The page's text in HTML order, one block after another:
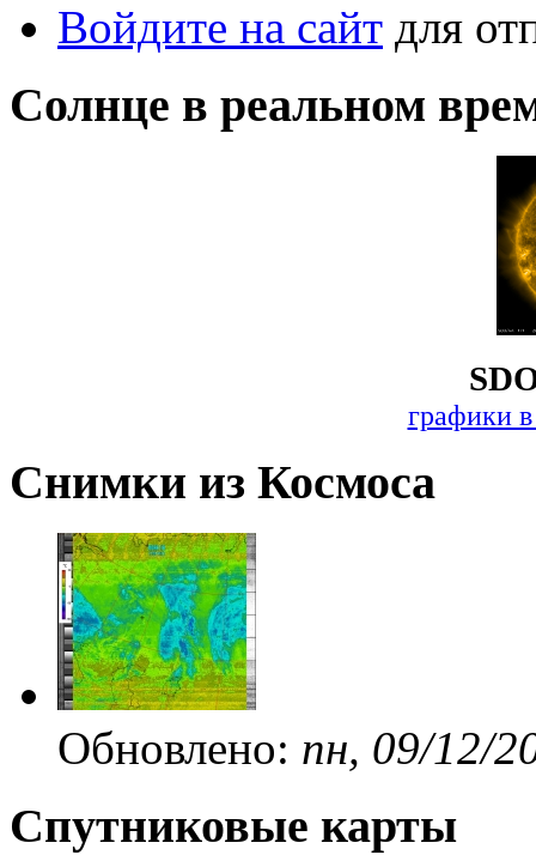
Войдите на сайт для
Солнце в реальном
графики
Снимки из Космоса
Обновлено: пн, 09/12/
Спутниковые карты